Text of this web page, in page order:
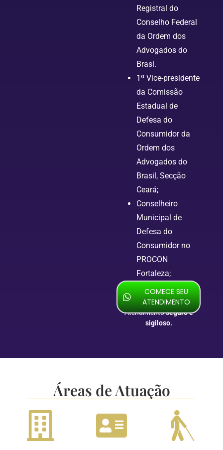
Registral do
Conselho Federal
da Ordem dos
Advogados do
Brasl.
1º Vice-presidente
da Comissão
Estadual de
Defesa do
Consumidor da
Ordem dos
Advogados do
Brasil, Secção
Ceará;
Conselheiro
Municipal de
Defesa do
Consumidor no
PROCON
Fortaleza;
COMECE SEU
ATENDIMENTO
Atendimentoseguro e
sigiloso.
Áreas de Atuação